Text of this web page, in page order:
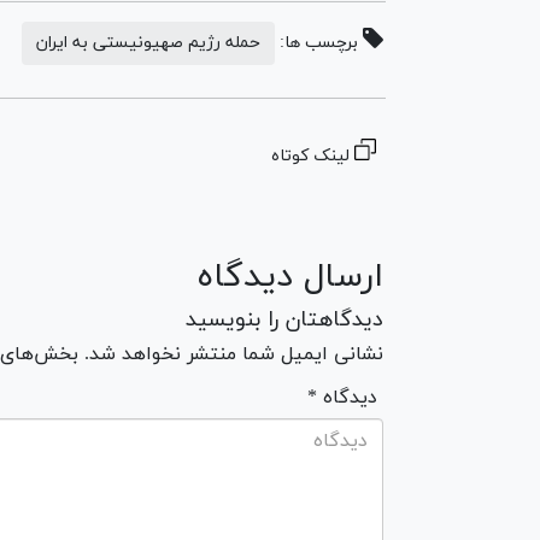
برچسب ها: حمله رژیم صهیونیستی به ایران
لینک کوتاه
ارسال دیدگاه
دیدگاهتان را بنویسید
نشانی ایمیل شما منتشر نخواهد شد. بخش‌های
* دیدگاه